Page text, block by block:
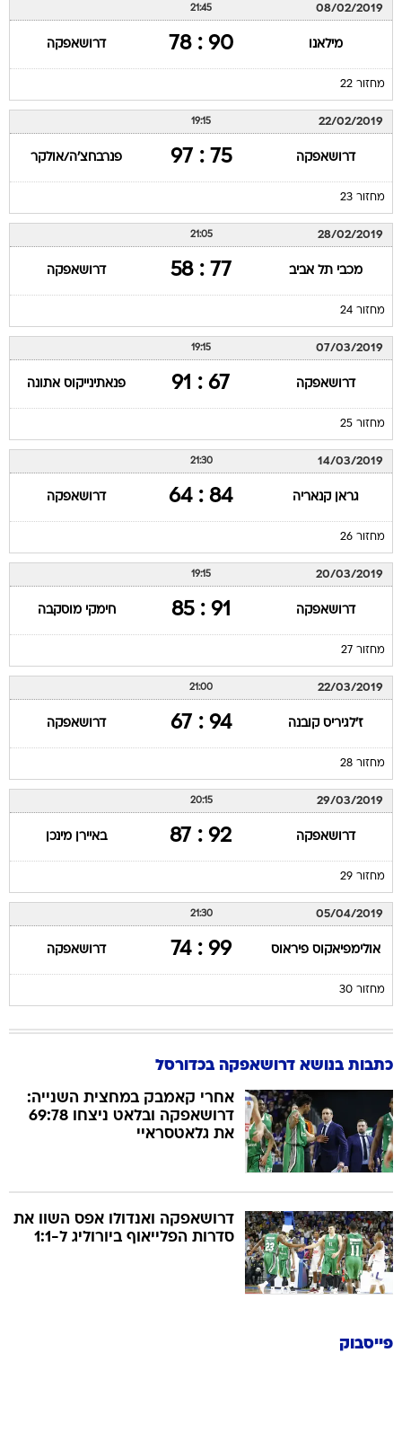
08/02/2019
21:45
מילאנו 90 : 78 דרושאפקה
מחזור 22
22/02/2019
19:15
דרושאפקה 75 : 97 פנרבחצ'ה/אולקר
מחזור 23
28/02/2019
21:05
מכבי תל אביב 77 : 58 דרושאפקה
מחזור 24
07/03/2019
19:15
דרושאפקה 67 : 91 פנאתינייקוס אתונה
מחזור 25
14/03/2019
21:30
גראן קנאריה 84 : 64 דרושאפקה
מחזור 26
20/03/2019
19:15
דרושאפקה 91 : 85 חימקי מוסקבה
מחזור 27
22/03/2019
21:00
ז'לגיריס קובנה 94 : 67 דרושאפקה
מחזור 28
29/03/2019
20:15
דרושאפקה 92 : 87 באיירן מינכן
מחזור 29
05/04/2019
21:30
אולימפיאקוס פיראוס 99 : 74 דרושאפקה
מחזור 30
כתבות בנושא דרושאפקה בכדורסל
אחרי קאמבק במחצית השנייה:
דרושאפקה ובלאט ניצחו 69:78
את גלאטסראיי
דרושאפקה ואנדולו אפס השוו את
סדרות הפלייאוף ביורוליג ל-1:1
פייסבוק